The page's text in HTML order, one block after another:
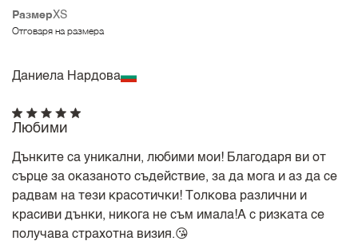
РазмерXS
Отговаря на размера
Даниела Нардова
Любими
Дънките са уникални, любими мои! Благодаря ви от
сърце за оказаното съдействие, за да мога и аз да се
радвам на тези красотички! Толкова различни и
красиви дънки, никога не съм имала!А с ризката се
получава страхотна визия.😘